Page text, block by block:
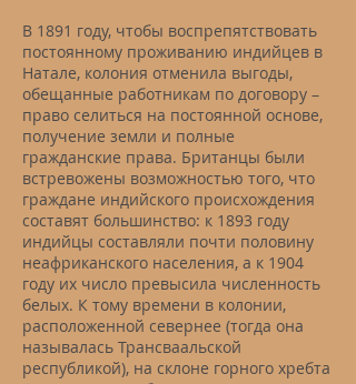
В 1891 году, чтобы воспрепятствовать
постоянному проживанию индийцев в
Натале, колония отменила выгоды,
обещанные работникам по договору –
право селиться на постоянной основе,
получение земли и полные
гражданские права. Британцы были
встревожены возможностью того, что
граждане индийского происхождения
составят большинство: к 1893 году
индийцы составляли почти половину
неафриканского населения, а к 1904
году их число превысила численность
белых. К тому времени в колонии,
расположенной севернее (тогда она
называлась Трансваальской
республикой), на склоне горного хребта